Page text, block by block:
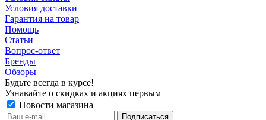
Условия доставки
Гарантия на товар
Помощь
Статьи
Вопрос-ответ
Бренды
Обзоры
Будьте всегда в курсе!
Узнавайте о скидках и акциях первым
Новости магазина